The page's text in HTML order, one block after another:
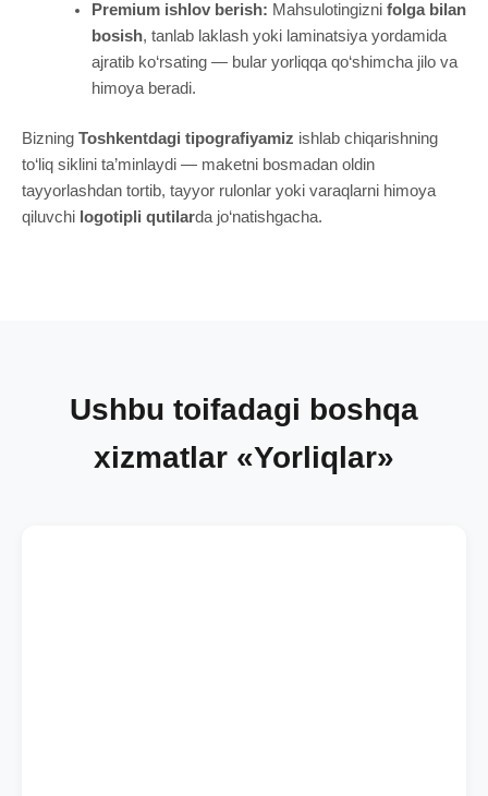
Premium ishlov berish: Mahsulotingizni folga bilan
bosish, tanlab laklash yoki laminatsiya yordamida
ajratib ko‘rsating — bular yorliqqa qo‘shimcha jilo va
himoya beradi.
Bizning Toshkentdagi tipografiyamiz ishlab chiqarishning
to‘liq siklini ta’minlaydi — maketni bosmadan oldin
tayyorlashdan tortib, tayyor rulonlar yoki varaqlarni himoya
qiluvchi logotipli qutilarda jo‘natishgacha.
Ushbu toifadagi boshqa
xizmatlar «Yorliqlar»